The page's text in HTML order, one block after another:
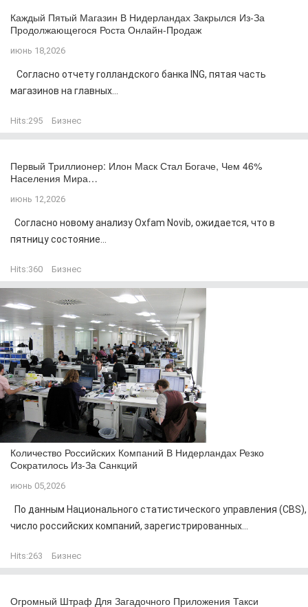
Каждый Пятый Магазин В Нидерландах Закрылся Из-За
Продолжающегося Роста Онлайн-Продаж
июнь 18,2026
Согласно отчету голландского банка ING, пятая часть
магазинов на главных...
Hits:295 Бизнес
Первый Триллионер: Илон Маск Стал Богаче, Чем 46%
Населения Мира…
июнь 12,2026
Согласно новому анализу Oxfam Novib, ожидается, что в
пятницу состояние...
Hits:360 Бизнес
Количество Российских Компаний В Нидерландах Резко
Сократилось Из-За Санкций
июнь 05,2026
По данным Национального статистического управления (CBS),
число российских компаний, зарегистрированных...
Hits:263 Бизнес
Огромный Штраф Для Загадочного Приложения Такси